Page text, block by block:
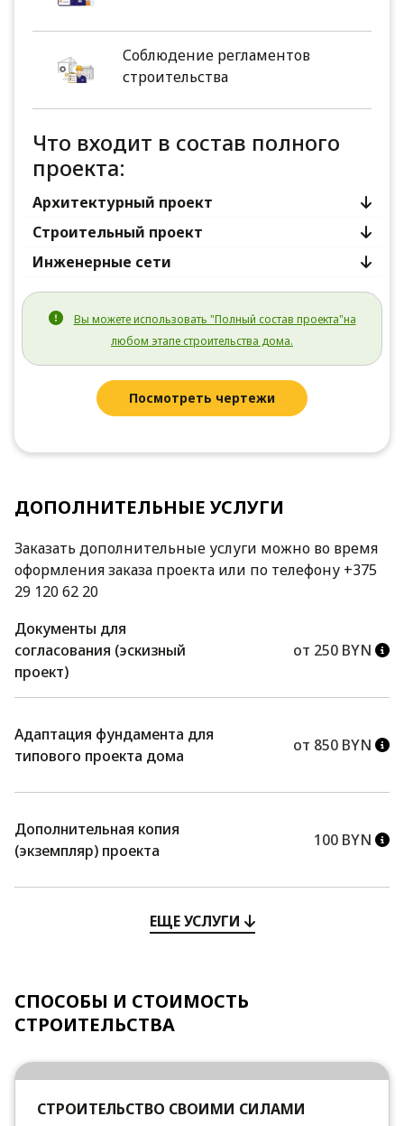
Соблюдение регламентов
строительства
Что входит в состав полного
проекта:
Архитектурный проект
Строительный проект
Инженерные сети
Вы можете использовать "Полный состав проекта"на
любом этапе строительства дома.
Посмотреть чертежи
ДОПОЛНИТЕЛЬНЫЕ УСЛУГИ
Заказать дополнительные услуги можно во время
оформления заказа проекта или по телефону +375
29 120 62 20
Документы для
согласования (эскизный
проект)
от 250 BYN
Адаптация фундамента для
типового проекта дома
от 850 BYN
Дополнительная копия
(экземпляр) проекта
100 BYN
ЕЩЕ УСЛУГИ
СПОСОБЫ И СТОИМОСТЬ
СТРОИТЕЛЬСТВА
СТРОИТЕЛЬСТВО СВОИМИ СИЛАМИ